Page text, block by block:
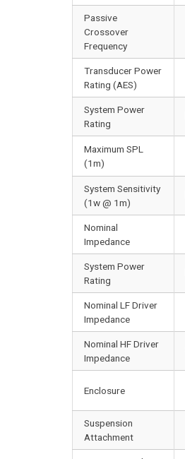
Passive
Crossover
Frequency
Transducer Power
Rating (AES)
System Power
Rating
Maximum SPL
(1m)
System Sensitivity
(1w @ 1m)
Nominal
Impedance
System Power
Rating
Nominal LF Driver
Impedance
Nominal HF Driver
Impedance
Enclosure
Suspension
Attachment